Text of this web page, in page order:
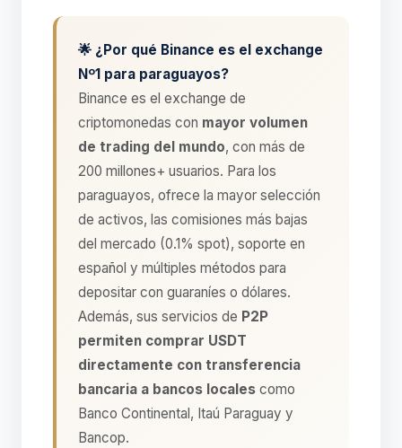
🌟 ¿Por qué Binance es el exchange
Nº1 para paraguayos?
Binance es el exchange de
criptomonedas con mayor volumen
de trading del mundo, con más de
200 millones+ usuarios. Para los
paraguayos, ofrece la mayor selección
de activos, las comisiones más bajas
del mercado (0.1% spot), soporte en
español y múltiples métodos para
depositar con guaraníes o dólares.
Además, sus servicios de P2P
permiten comprar USDT
directamente con transferencia
bancaria a bancos locales como
Banco Continental, Itaú Paraguay y
Bancop.